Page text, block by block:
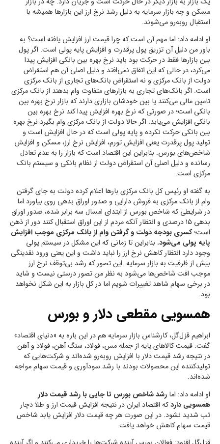
مسکن و چه بازار سرمایه به دلیل رشد نرخ ارز این بازارها همیشه با
استقبال روبه‌رو می‌شوند.
او ادامه داد: اما مهم آن است که چرا قیمت ارز افزایش یافته است؟ به
باور من دلیل آن تزریق پول پرقدرت و افزایش پایه پولی است. اگر پول
بین بازارها فقط در حرکت بود باید نرخ بهره بین بانکی افزایش پیدا
می‌کرد، در حالی که این اتفاق نمی‌افتد و دلیل اصلی آن هم استقراض
دولت از بانک مرکزی و نه استقراض بانک‌های تجاری از بانک مرکزی
است. اگر بانک‌های تجاری به بازارهای متفاوت وام بدهند از بانک مرکزی
تامین مالی می‌کنند یا بین خودشان بازاری دارند که بازار نرخ بهره بین
بانکی است؛ در صورتی که نرخ بهره افزایش پیدا کند نرخ بهره بین
بانکی افزایش می‌یابد. اگر حالا دولت از بانک مرکزی وام بگیرد نرخ بهره
بین بانکی حرکت نکرده و پایه پولی است که در حال افزایش است و
تولید پول پرقدرت یعنی افزایش تورم، افزایش نرخ ارز، مسکن و افزایش
شاخص‌های بورس. بنابراین این اقتصاد است که بازار را به عدم تعادل
رسانده و دلیل اصلی آن استقراض دولت از نظام بانکی و سیستم بانک
مرکزی است.
به گفته او رئیس کل بانک مرکزی بارها اعلام کرده دولت به جای گرفتن
وام از بانک مرکزی به فروش دارایی و صدور اوراق بدهی روی بیاورد اما
در شرایطی که شاخص بورس از ابتدای امسال سه برابر شده، صدور اوراق
بدهی ۱۵ درصدی و انتظار آنکه مردم از این اوراق استقبال کنند دور از ذهن
است؛کسری بودجه دولت و گرفتن وام از بانک مرکزی موجب افزایش
پایه پولی می‌شود. بنابراین تا زمانی که این مشکل در سیستم پولی
وجود دارد انتظار کاهش نرخ ارز را نباید داشت و این یعنی ورود نقدینگی
بیش از ظرفیت به بازار سرمایه. این تصور که رشد بی‌توقف نرخ ارز
موجب افت شاخص‌ها می‌شود به نظر من تصور درستی نیست و شاید
در برخی سهام شاهد تغییرات شویم اما در کل بازار به این شکل نخواهد
بود.
همسویی مقطعی دلار و بورس
ابراهیم قزل‌گل، کارشناس بازار سرمایه هم در این باره به «دنیای اقتصاد»
گفت: قیمت کالاهای پایه از جمله مس، فولاد، سنگ آهن، فولاد و آهن
در نتیجه رشد قیمت دلار با افزایش روبه‌رو شده‌اند و شرکت‌هایی که
تولید‌کننده این محصولات بودند با رشد سودآوری و قیمت سهام مواجه
شده‌اند.
او ادامه داد: اما رشد شاخص بورس تا جایی با رشد قیمت دلار
همسویی داردکه اقتصاد ایران در نتیجه افزایش قیمت ارز و طلا دچار
تب شدید نشود. در این صورت هر چه قیمت دلار افزایش یابد شاخص
قیمت سهام کاهش خواهد یافت.